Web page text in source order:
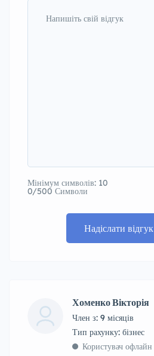
Мінімум символів: 10
0/500 Символи
Надіслати відгук
Хоменко Вікторія
Член з: 9 місяців
тип рахунку: бізнес
Користувач офлайн